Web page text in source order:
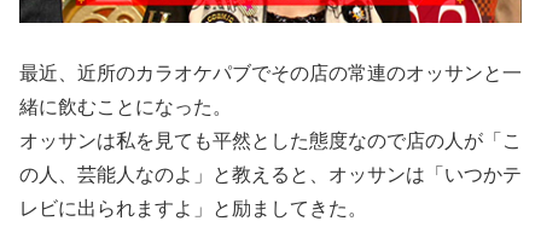
最近、近所のカラオケパブでその店の常連のオッサンと一
緒に飲むことになった。
オッサンは私を見ても平然とした態度なので店の人が「こ
の人、芸能人なのよ」と教えると、オッサンは「いつかテ
レビに出られますよ」と励ましてきた。